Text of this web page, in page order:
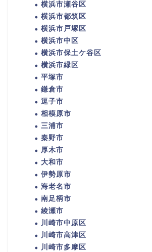
横浜市瀬谷区
横浜市都筑区
横浜市戸塚区
横浜市中区
横浜市保土ケ谷区
横浜市緑区
平塚市
鎌倉市
逗子市
相模原市
三浦市
秦野市
厚木市
大和市
伊勢原市
海老名市
南足柄市
綾瀬市
川崎市中原区
川崎市高津区
川崎市多摩区